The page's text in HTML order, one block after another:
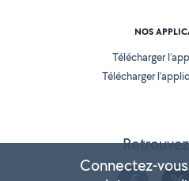
NOS
Télécharger
Télécharger
Connectez-